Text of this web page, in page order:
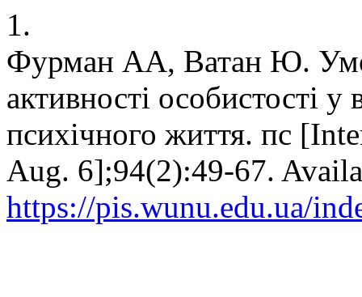
1.
Фурман АА, Ватан Ю.
активності особистості у
психічного життя. пс
Aug. 6];94(2):49-67.
https://pis.wunu.edu.ua/